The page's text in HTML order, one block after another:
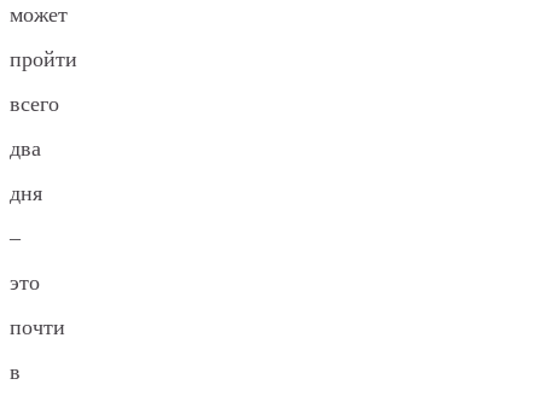
может
пройти
всего
два
дня
–
это
почти
в